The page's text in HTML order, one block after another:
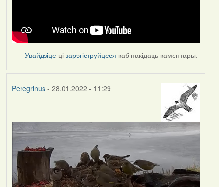
Увайдзіце цізарэгіструйцеся каб пакідаць каментары.
Peregrinus- 28.01.2022 - 11:29